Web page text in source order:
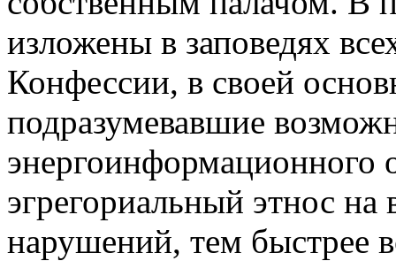
изложены в заповедях
Конфессии, в своей
подразумевавшие
энергоинформационного
эгрегориальный этнос
нарушений, тем быстрее